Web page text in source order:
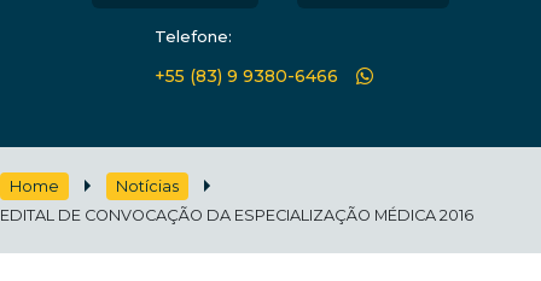
Telefone:
+55 (83) 9 9380-6466
Home
Notícias
EDITAL DE CONVOCAÇÃO DA ESPECIALIZAÇÃO MÉDICA 2016